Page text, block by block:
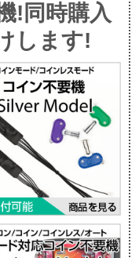
!同時購入
します!